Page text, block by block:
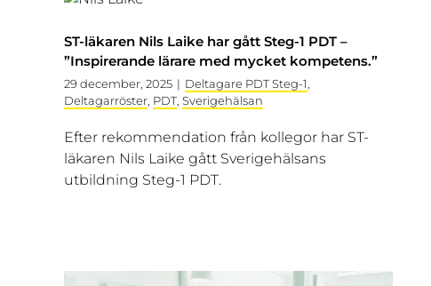
ST-läkaren Nils Laike har gått Steg-1 PDT –
”Inspirerande lärare med mycket kompetens.”
29 december, 2025 | Deltagare PDT Steg-1
Deltagarröster PDT, Sverigehälsan
Efter rekommendation från kollegor har ST-
läkaren Nils Laike gått Sverigehälsans
utbildning Steg-1 PDT.